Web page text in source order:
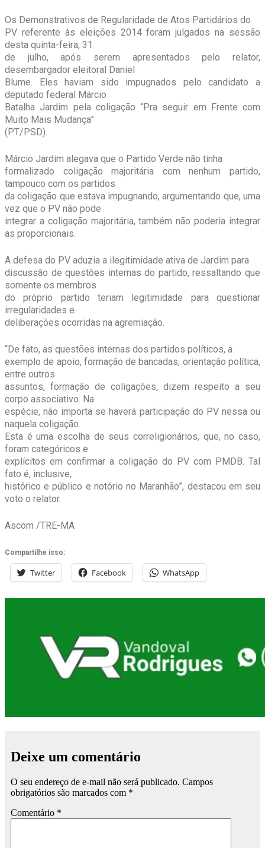
Os Demonstrativos de Regularidade de Atos Partidários do
PV referente às eleições 2014 foram julgados na sessão
desta quinta-feira, 31
de julho, após serem apresentados pelo relator,
desembargador eleitoral Daniel
Blume. Eles haviam sido impugnados pelo candidato a
deputado federal Márcio
Batalha Jardim pela coligação “Pra seguir em Frente com
Muito Mais Mudança”
(PT/PSD).
Márcio Jardim alegava que o Partido Verde não tinha
formalizado coligação majoritária com nenhum partido,
tampouco com os partidos
da coligação que estava impugnando, argumentando que, uma
vez que o PV não pode
integrar a coligação majoritária, também não poderia integrar
as proporcionais.
A defesa do PV aduzia a ilegitimidade ativa de Jardim para
discussão de questões internas do partido, ressaltando que
somente os membros
do próprio partido teriam legitimidade para questionar
irregularidades e
deliberações ocorridas na agremiação.
“De fato, as questões internas dos partidos políticos, a
exemplo de apoio, formação de bancadas, orientação política,
entre outros
assuntos, formação de coligações, dizem respeito a seu
corpo associativo. Na
espécie, não importa se haverá participação do PV nessa ou
naquela coligação.
Esta é uma escolha de seus correligionários, que, no caso,
foram categóricos e
explícitos em confirmar a coligação do PV com PMDB. Tal
fato é, inclusive,
histórico e público e notório no Maranhão”, destacou em seu
voto o relator.
Ascom /TRE-MA
Compartilhe isso:
Twitter Facebook WhatsApp
Deixe um comentário
O seu endereço de e-mail não será publicado. Campos
obrigatórios são marcados com *
Comentário *